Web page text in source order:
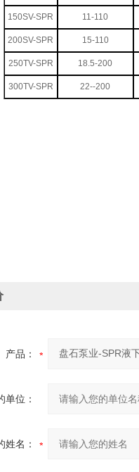
150SV-SPR 11-110
200SV-SPR 15-110
250TV-SPR 18.5-200
300TV-SPR 22--200
产品：
单位：
姓名：